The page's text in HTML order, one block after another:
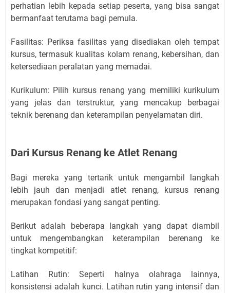
perhatian lebih kepada setiap peserta, yang bisa sangat
bermanfaat terutama bagi pemula.
Fasilitas: Periksa fasilitas yang disediakan oleh tempat
kursus, termasuk kualitas kolam renang, kebersihan, dan
ketersediaan peralatan yang memadai.
Kurikulum: Pilih kursus renang yang memiliki kurikulum
yang jelas dan terstruktur, yang mencakup berbagai
teknik berenang dan keterampilan penyelamatan diri.
Dari Kursus Renang ke Atlet Renang
Bagi mereka yang tertarik untuk mengambil langkah
lebih jauh dan menjadi atlet renang, kursus renang
merupakan fondasi yang sangat penting.
Berikut adalah beberapa langkah yang dapat diambil
untuk mengembangkan keterampilan berenang ke
tingkat kompetitif:
Latihan Rutin: Seperti halnya olahraga lainnya,
konsistensi adalah kunci. Latihan rutin yang intensif dan